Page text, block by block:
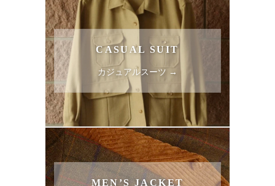
CASUAL SUIT
カジュアルスーツ →
MEN’S JACKET